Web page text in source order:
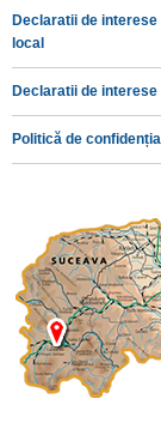
Declaratii de interese
local
Declaratii de
Politică de